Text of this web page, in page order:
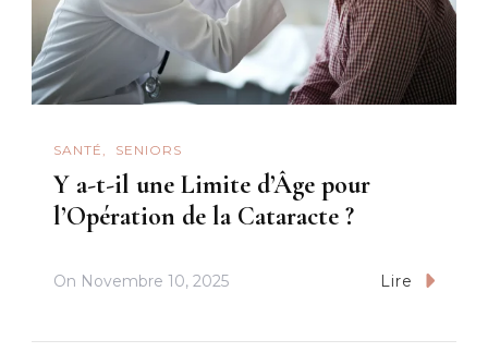
SANTÉ SENIORS
Y a-t-il une Limite d’Âge pour
l’Opération de la Cataracte ?
On Novembre 10, 2025 Lire